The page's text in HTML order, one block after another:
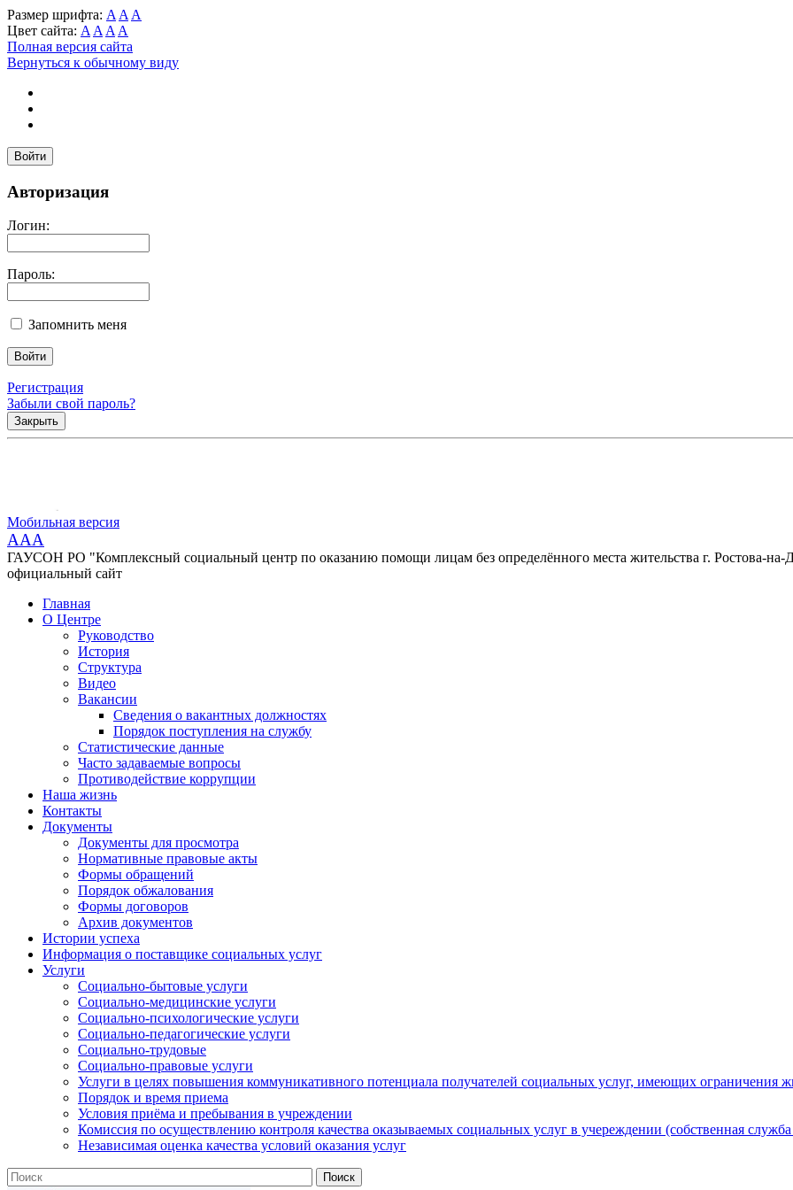
Размер шрифта: A A A
Цвет сайта: A A A A
Полная версия сайта
Вернуться к обычному виду
Войти
Авторизация
Логин:
Пароль:
Запомнить меня
Регистрация
Забыли свой пароль?
Закрыть
Мобильная версия
AAA
ГАУСОН РО "Комплексный социальный центр по оказанию помощи лицам без определённого места жительства г. Ростова-на-
официальный сайт
Главная
О Центре
Руководство
История
Структура
Видео
Вакансии
Сведения о вакантных должностях
Порядок поступления на службу
Статистические данные
Часто задаваемые вопросы
Противодействие коррупции
Наша жизнь
Контакты
Документы
Документы для просмотра
Нормативные правовые акты
Формы обращений
Порядок обжалования
Формы договоров
Архив документов
Истории успеха
Информация о поставщике социальных услуг
Услуги
Социально-бытовые услуги
Социально-медицинские услуги
Социально-психологические услуги
Социально-педагогические услуги
Социально-трудовые
Социально-правовые услуги
Услуги в целях повышения коммуникативного потенциала получателей социальных услуг, имеющих ограничения
Порядок и время приема
Условия приёма и пребывания в учреждении
Комиссия по осуществлению контроля качества оказываемых социальных услуг в учереждении (собственная
Независимая оценка качества условий оказания услуг